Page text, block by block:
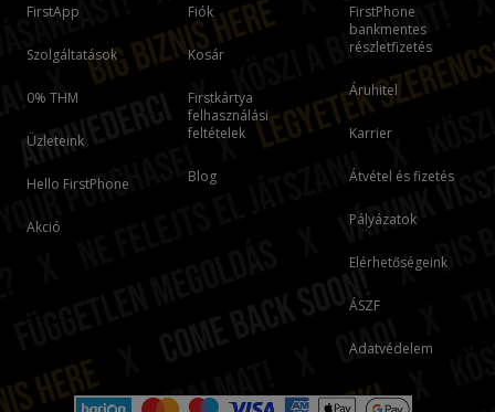
FirstApp
Szolgáltatások
0% THM
Üzleteink
Hello FirstPhone
Akció
Fiók
Kosár
Firstkártya
felhasználási
feltételek
Blog
FirstPhone
bankmentes
részletfizetés
Áruhitel
Karrier
Átvétel és fizetés
Pályázatok
Elérhetőségeink
ÁSZF
Adatvédelem